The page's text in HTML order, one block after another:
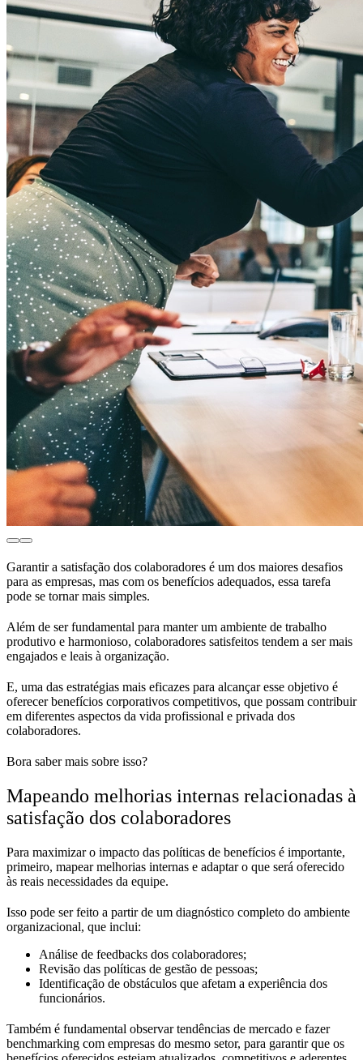
Garantir a satisfação dos colaboradores é um dos maiores desafios
para as empresas, mas com os benefícios adequados, essa tarefa
pode se tornar mais simples.
Além de ser fundamental para manter um ambiente de trabalho
produtivo e harmonioso, colaboradores satisfeitos tendem a ser mais
engajados e leais à organização.
E, uma das estratégias mais eficazes para alcançar esse objetivo é
oferecer benefícios corporativos competitivos, que possam contribuir
em diferentes aspectos da vida profissional e privada dos
colaboradores.
Bora saber mais sobre isso?
Mapeando melhorias internas relacionadas à
satisfação dos colaboradores
Para maximizar o impacto das políticas de benefícios é importante,
primeiro, mapear melhorias internas e adaptar o que será oferecido
às reais necessidades da equipe.
Isso pode ser feito a partir de um diagnóstico completo do ambiente
organizacional, que inclui:
Análise de feedbacks dos colaboradores;
Revisão das políticas de gestão de pessoas;
Identificação de obstáculos que afetam a experiência dos
funcionários.
Também é fundamental observar tendências de mercado e fazer
benchmarking com empresas do mesmo setor, para garantir que os